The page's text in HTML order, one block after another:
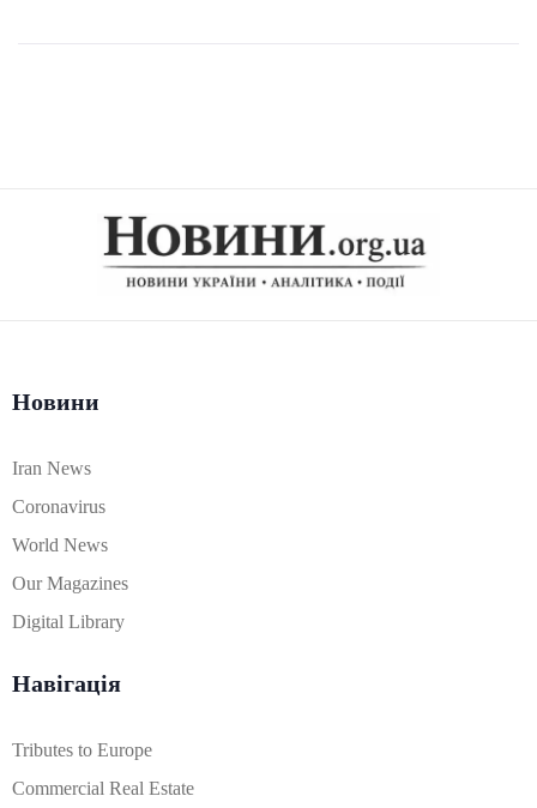
Новини
Iran News
Coronavirus
World News
Our Magazines
Digital Library
Навігація
Tributes to Europe
Commercial Real Estate